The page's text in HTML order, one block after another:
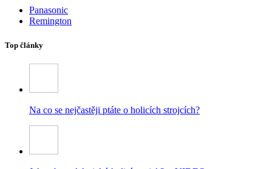
Panasonic
Remington
Top články
Na co se nejčastěji ptáte o holicích strojcích?